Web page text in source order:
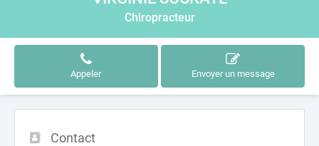
Chiropracteur
Appeler Envoyer un message
Contact